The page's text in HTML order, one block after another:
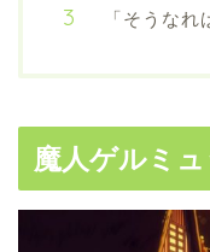
「そうな
魔人ゲルミ